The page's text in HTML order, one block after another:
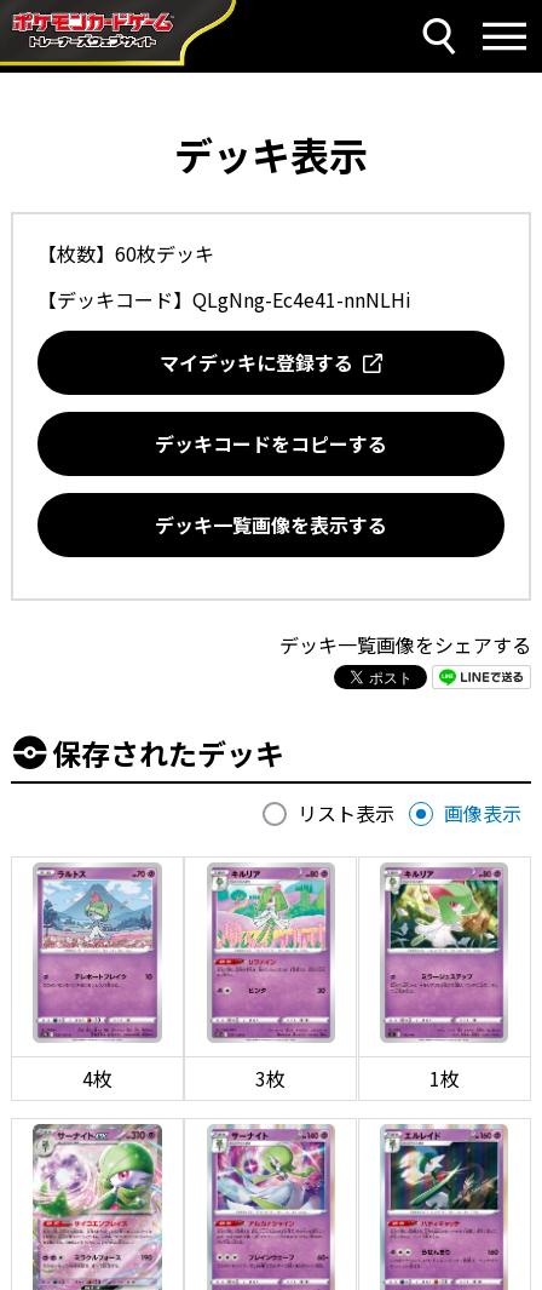
デッキ表示
【枚数】60枚デッキ
【デッキコード】 QLgNng-Ec4e41-nnNLHi
マイデッキに登録する
デッキコードをコピーする
デッキ一覧画像を表示する
デッキ一覧画像をシェアする
保存されたデッキ
リスト表示 画像表示
4枚 3枚 1枚